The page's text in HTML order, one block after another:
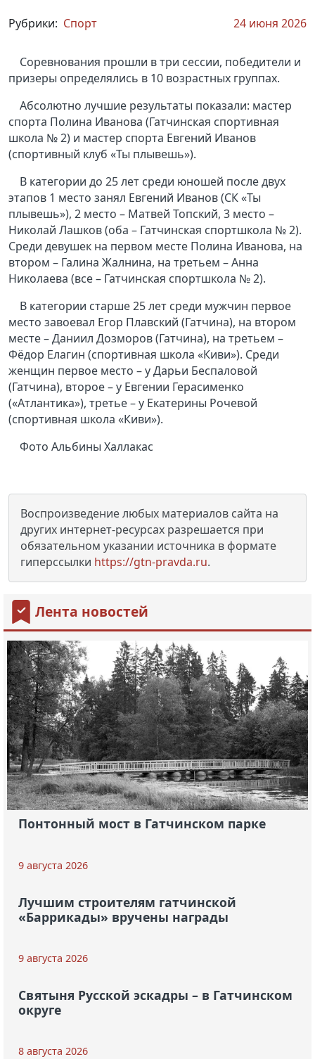
Рубрики: Спорт 24 июня 2026
Соревнования прошли в три сессии, победители и
призеры определялись в 10 возрастных группах.
Абсолютно лучшие результаты показали: мастер
спорта Полина Иванова (Гатчинская спортивная
школа № 2) и мастер спорта Евгений Иванов
(спортивный клуб «Ты плывешь»).
В категории до 25 лет среди юношей после двух
этапов 1 место занял Евгений Иванов (СК «Ты
плывешь»), 2 место – Матвей Топский, 3 место –
Николай Лашков (оба – Гатчинская спортшкола № 2).
Среди девушек на первом месте Полина Иванова, на
втором – Галина Жалнина, на третьем – Анна
Николаева (все – Гатчинская спортшкола № 2).
В категории старше 25 лет среди мужчин первое
место завоевал Егор Плавский (Гатчина), на втором
месте – Даниил Дозморов (Гатчина), на третьем –
Фёдор Елагин (спортивная школа «Киви»). Среди
женщин первое место – у Дарьи Беспаловой
(Гатчина), второе – у Евгении Герасименко
(«Атлантика»), третье – у Екатерины Рочевой
(спортивная школа «Киви»).
Фото Альбины Халлакас
Воспроизведение любых материалов сайта на
других интернет-ресурсах разрешается при
обязательном указании источника в формате
гиперссылки https://gtn-pravda.ru.
Лента новостей
Понтонный мост в Гатчинском парке
9 августа 2026
Лучшим строителям гатчинской
«Баррикады» вручены награды
9 августа 2026
Святыня Русской эскадры – в Гатчинском
округе
8 августа 2026